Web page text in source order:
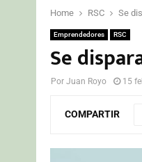
Home RSC Se
Emprendedores RSC
Se
Por Juan Royo 15
COMPARTIR